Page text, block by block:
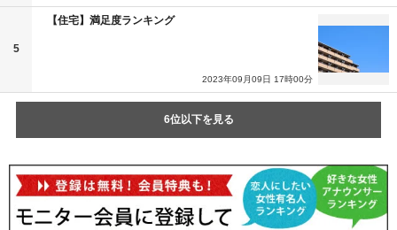
5
【住宅】満足度ランキング
2023年09月09日 17時00分
6位以下を見る